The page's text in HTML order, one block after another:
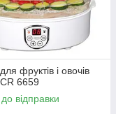
фруктів і овочів
6659
відправки